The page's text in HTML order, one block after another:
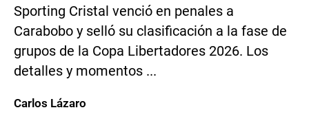
Sporting Cristal venció en penales a
Carabobo y selló su clasificación a la fase de
grupos de la Copa Libertadores 2026. Los
detalles y momentos ...
Carlos Lázaro